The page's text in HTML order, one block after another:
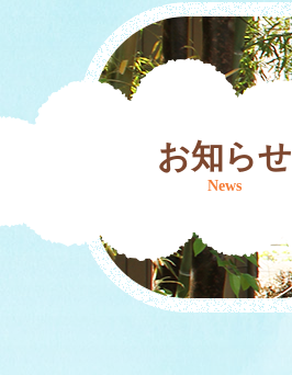
お知らせ
News